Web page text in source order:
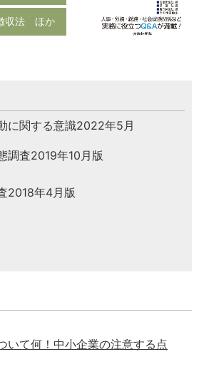
収法 ほか
に関する意識2022年5月
調査2019年10月版
2018年4月版
いて何！中小企業の注意する点